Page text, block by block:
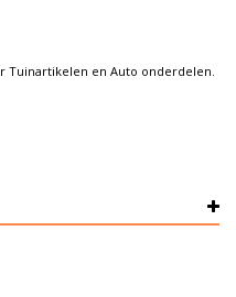
Tuinartikelen en Auto onderdelen.